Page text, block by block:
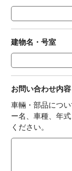
建物名・号室
お問い合わせ内容
車輛・部品につ
ー名、車種、年
ください。